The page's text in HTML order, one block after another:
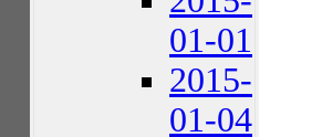
01-01
2015-
01-04